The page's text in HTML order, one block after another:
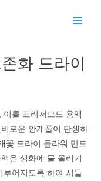
화 드라이
를 프리저브드 용액
로운 안개풀이 탄생하
꽃 드라이 플라워 만드
은 생화에 물 올리기
루어지도록 하여 시들